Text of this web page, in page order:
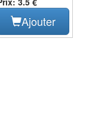
Ajouter